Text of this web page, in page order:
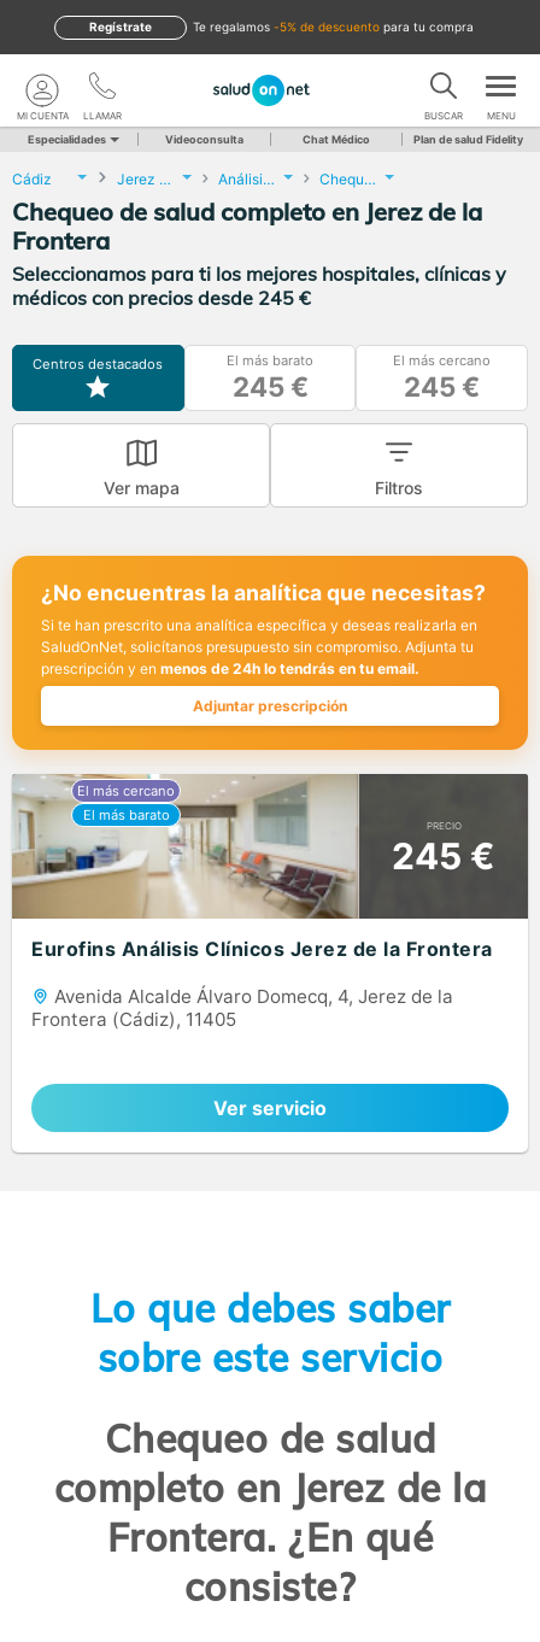
te regalamos -5% de descuento para tu compra
Regístrate
LLAMAR
MI CUENTA BUSCAR MENU
Especialidades Videoconsulta Chat Médico Plan de salud Fidelity
Cádiz Jerez de la Frontera Análisis Clínicos Chequeo de salud completo
Chequeo de salud completo en Jerez de la
Frontera
Seleccionamos para ti los mejores hospitales, clínicas y
médicos con precios desde 245 €
Centros destacados El más barato
245 €
El más cercano
245 €
Ver mapa Filtros
¿No encuentras la analítica que necesitas?
Si te han prescrito una analítica específica y deseas realizarla en
SaludOnNet, solicítanos presupuesto sin compromiso. Adjunta tu
prescripción y en menos de 24h lo tendrás en tu email.
Adjuntar prescripción
PRECIO
245 €
Eurofins Análisis Clínicos Jerez de la Frontera
Avenida Alcalde Álvaro Domecq, 4, Jerez de la
Frontera (Cádiz), 11405
Ver servicio
Lo que debes saber
sobre este servicio
Chequeo de salud
completo en Jerez de la
Frontera. ¿En qué
consiste?